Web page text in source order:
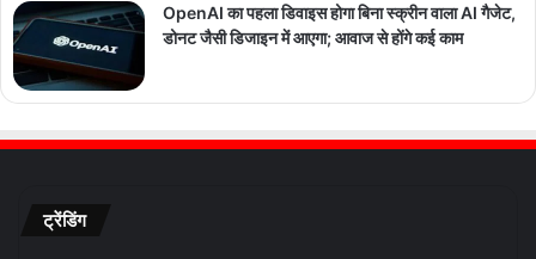
OpenAI का पहला डिवाइस होगा बिना स्क्रीन वाला AI गैजेट,
डोनट जैसी डिजाइन में आएगा; आवाज से होंगे कई काम
ट्रेंडिंग